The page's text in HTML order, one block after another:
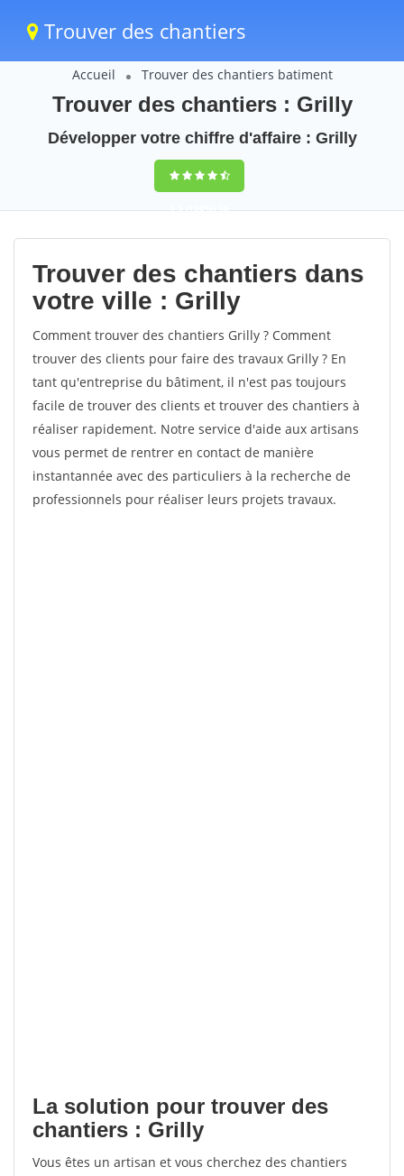
Trouver des chantiers
Accueil Trouver des chantiers batiment
Trouver des chantiers : Grilly
Développer votre chiffre d'affaire : Grilly
9,5(100%)36
votes
Trouver des chantiers dans
votre ville : Grilly
Comment trouver des chantiers Grilly ? Comment
trouver des clients pour faire des travaux Grilly ? En
tant qu'entreprise du bâtiment, il n'est pas toujours
facile de trouver des clients et trouver des chantiers à
réaliser rapidement. Notre service d'aide aux artisans
vous permet de rentrer en contact de manière
instantannée avec des particuliers à la recherche de
professionnels pour réaliser leurs projets travaux.
La solution pour trouver des
chantiers : Grilly
Vous êtes un artisan et vous cherchez des chantiers